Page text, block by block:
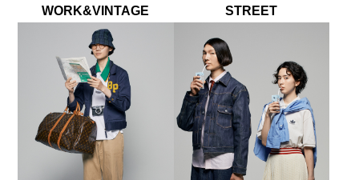
WORK&VINTAGE STREET